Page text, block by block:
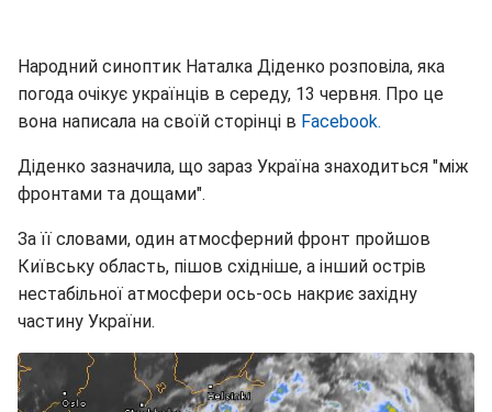
Народний синоптик Наталка Діденко розповіла, яка
погода очікує українців в середу, 13 червня. Про це
вона написала на своїй сторінці в Facebook.
Діденко зазначила, що зараз Україна знаходиться "між
фронтами та дощами".
За її словами, один атмосферний фронт пройшов
Київську область, пішов східніше, а інший острів
нестабільної атмосфери ось-ось накриє західну
частину України.